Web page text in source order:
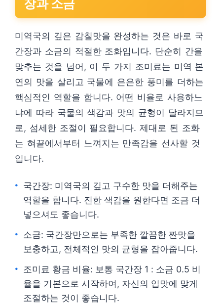
장과 소금
미역국의 깊은 감칠맛을 완성하는 것은 바로 국
간장과 소금의 적절한 조화입니다. 단순히 간을
맞추는 것을 넘어, 이 두 가지 조미료는 미역 본
연의 맛을 살리고 국물에 은은한 풍미를 더하는
핵심적인 역할을 합니다. 어떤 비율로 사용하느
냐에 따라 국물의 색감과 맛의 균형이 달라지므
로, 섬세한 조절이 필요합니다. 제대로 된 조화
는 혀끝에서부터 느껴지는 만족감을 선사할 것
입니다.
국간장: 미역국의 깊고 구수한 맛을 더해주는
역할을 합니다. 진한 색감을 원한다면 조금 더
넣으셔도 좋습니다.
소금: 국간장만으로는 부족한 깔끔한 짠맛을
보충하고, 전체적인 맛의 균형을 잡아줍니다.
조미료 황금 비율: 보통 국간장 1 : 소금 0.5 비
율을 기본으로 시작하여, 자신의 입맛에 맞게
조절하는 것이 좋습니다.